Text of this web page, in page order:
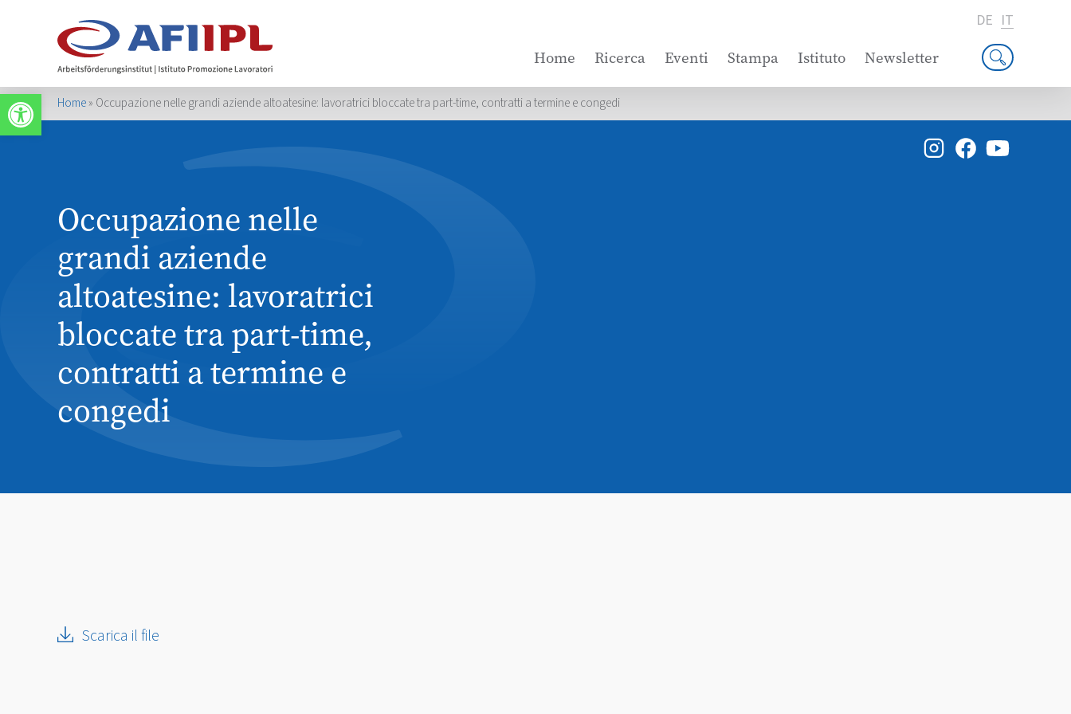
Apri la barra degli strumenti
Home Ricerca Eventi Stampa Istituto Newsletter
DE IT
Home» Occupazione nelle grandi aziende altoatesine: lavoratrici bloccate tra part-time, contratti a termine e congedi
Occupazione nelle
grandi aziende
altoatesine: lavoratrici
bloccate tra part-time,
contratti a termine e
congedi
Scarica il file